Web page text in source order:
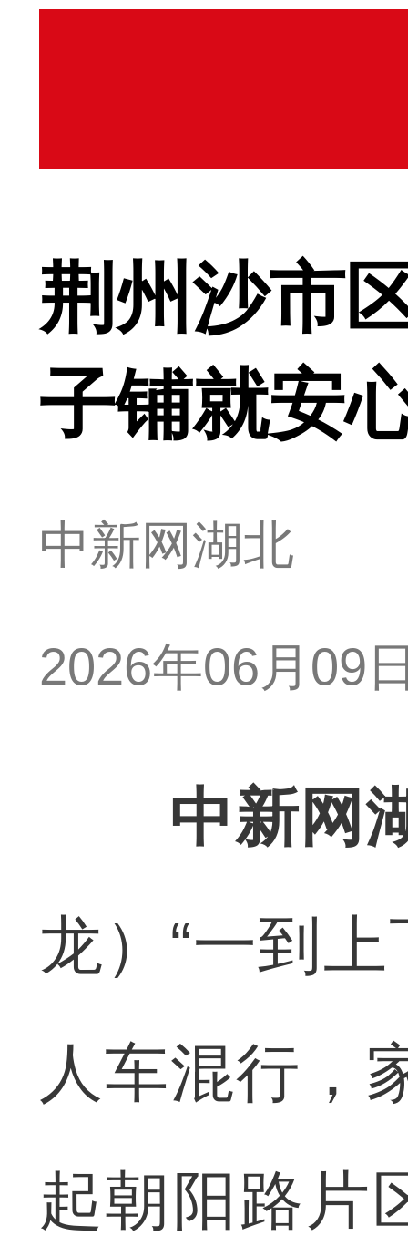
荆州沙市
子铺就安
中新网湖北
2026年06月09
中新网
龙）“一到
人车混行，
起朝阳路片